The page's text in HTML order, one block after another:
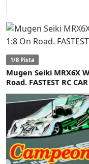
1/8 Pista
Mugen Seiki MRX6X
Road. FASTEST RC CAR